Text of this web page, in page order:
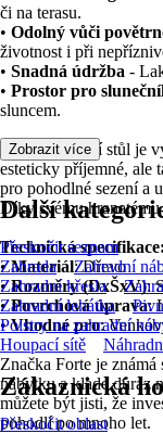
či na terasu.
• Odolný vůči
životnost i při
• Snadná údržba -
• Prostor pro
sluncem.
Tento zahradní stůl je
esteticky příjemné, ale
pro pohodlné sezení a
Díky svému
Technická specifikace:
•Materiál: Dřevo
•Rozměry (DxŠxV):
•Povrchová úprava:
•Vhodné pro:
Značka Forte je
nábytku a klade důraz
můžete být jisti, že
pohodlí po mnoho let.
Zobrazit více
Další
Přeskočit seznam
Zahrada
Zahradní
Zahradní křesla
Zahradní lehátka
Polstry na zahradní
Houpací sítě
Zákaznická
Přeskočit oblast